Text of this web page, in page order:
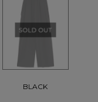
BLACK